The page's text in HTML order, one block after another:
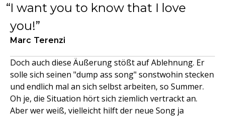
I want you to know that I love
you!
Marc Terenzi
Doch auch diese Äußerung stößt auf Ablehnung. Er
solle sich seinen "dump ass song" sonstwohin stecken
und endlich mal an sich selbst arbeiten, so Summer.
Oh je, die Situation hört sich ziemlich vertrackt an.
Aber wer weiß, vielleicht hilft der neue Song ja